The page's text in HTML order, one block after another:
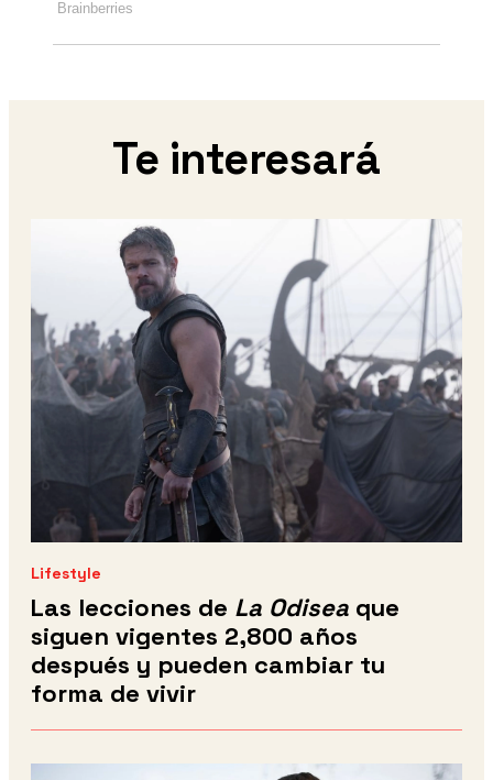
Te interesará
Lifestyle
Las lecciones de La Odisea que
siguen vigentes 2,800 años
después y pueden cambiar tu
forma de vivir